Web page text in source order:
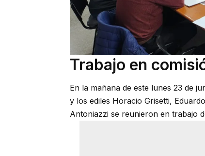
Trabajo en
En la mañana de este lunes 23 de
y los ediles Horacio Grisetti,
Antoniazzi se reunieron en trabajo